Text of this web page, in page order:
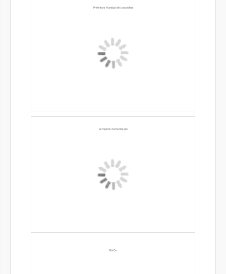
Prefeitura Municipal de Leopoldina
Cerqueiras Comunicação
Bibi Car